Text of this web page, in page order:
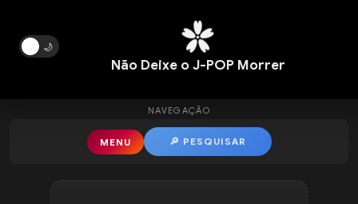
Pular para o conteúdo principal
🌙
Não Deixe o J-POP Morrer
NAVEGAÇÃO
MENU 🔎 PESQUISAR